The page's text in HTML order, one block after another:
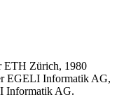
ETH Zürich, 1980
EGELI Informatik AG,
Informatik AG.